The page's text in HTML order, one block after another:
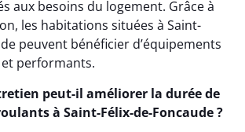
aux besoins du logement. Grâce à
les habitations situées à Saint-
peuvent bénéficier d’équipements
performants.
peut-il améliorer la durée de
à Saint-Félix-de-Foncaude ?